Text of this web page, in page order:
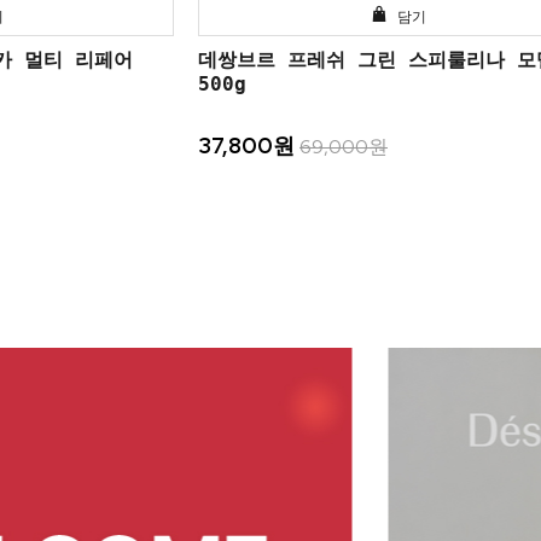
멀티 리페어
담기
데쌍브르 프레쉬 그린 스피룰리나 모
500g
37,800원 69,000원